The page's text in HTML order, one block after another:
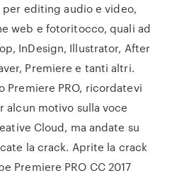
editing audio e video,
web e fotoritocco, quali ad
InDesign, Illustrator, After
Premiere e tanti altri.
Premiere PRO, ricordatevi
alcun motivo sulla voce
Cloud, ma andate su
la crack. Aprite la crack
Premiere PRO CC 2017